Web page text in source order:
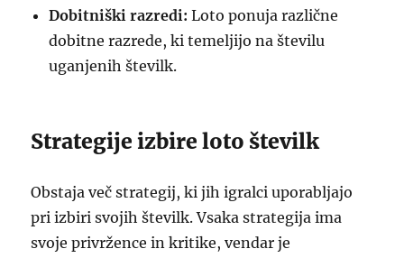
Dobitniški razredi: Loto ponuja različne
dobitne razrede, ki temeljijo na številu
uganjenih številk.
Strategije izbire loto številk
Obstaja več strategij, ki jih igralci uporabljajo
pri izbiri svojih številk. Vsaka strategija ima
svoje privržence in kritike, vendar je